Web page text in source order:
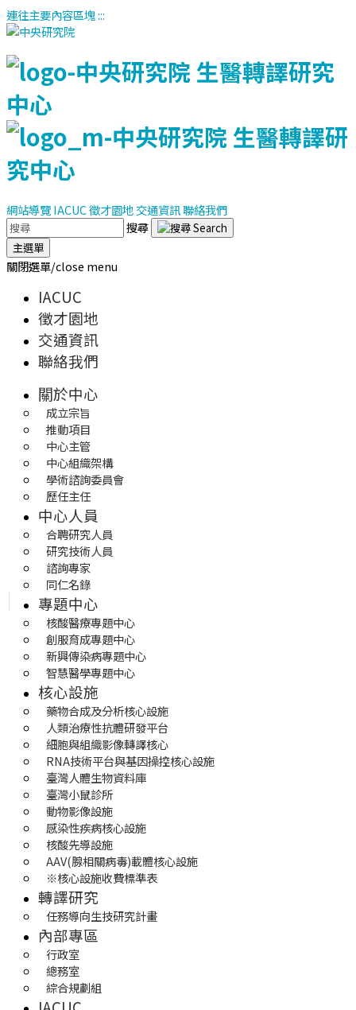
連往主要內容區塊:::
網站導覽IACUC徵才園地交通資訊聯絡我們
搜尋
主選單
關閉選單/close menu
IACUC
徵才園地
交通資訊
聯絡我們
關於中心
成立宗旨
推動項目
中心主管
中心組織架構
學術諮詢委員會
歷任主任
中心人員
合聘研究人員
研究技術人員
諮詢專家
同仁名錄
專題中心
核酸醫療專題中心
創服育成專題中心
新興傳染病專題中心
智慧醫學專題中心
核心設施
藥物合成及分析核心設施
人類治療性抗體研發平台
細胞與組織影像轉譯核心
RNA技術平台與基因操控核心設施
臺灣人體生物資料庫
臺灣小鼠診所
動物影像設施
感染性疾病核心設施
核酸先導設施
AAV(腺相關病毒)載體核心設施
※核心設施收費標準表
轉譯研究
任務導向生技研究計畫
內部專區
行政室
總務室
綜合規劃組